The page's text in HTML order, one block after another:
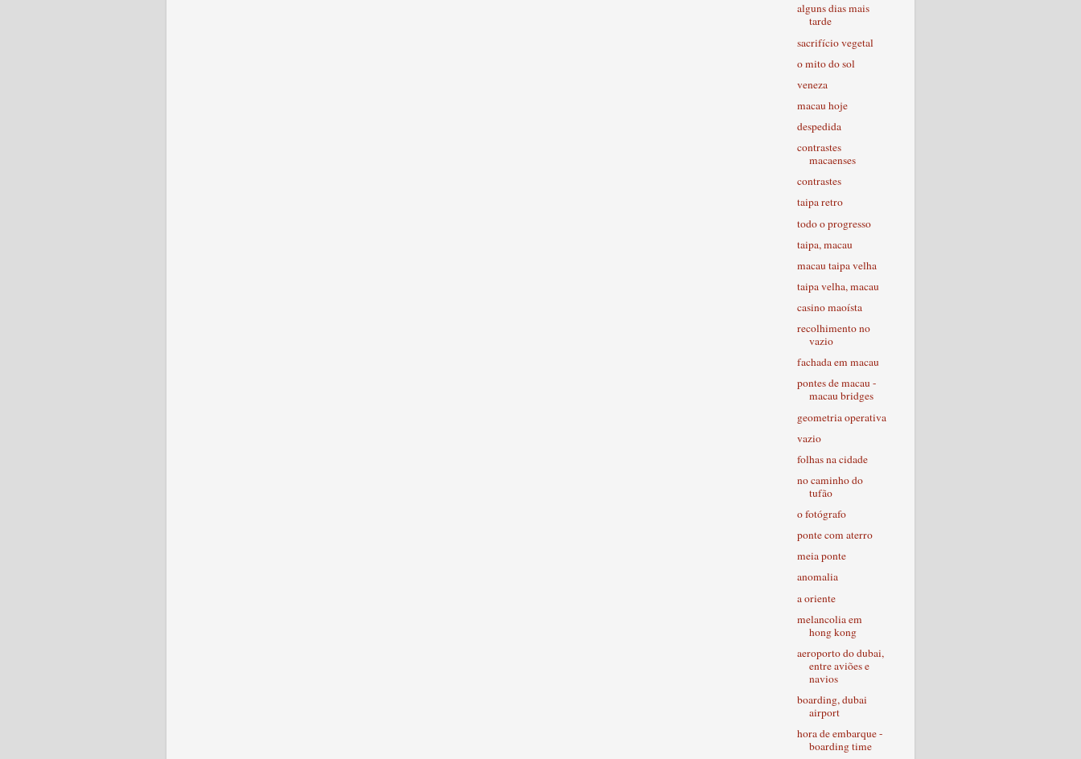
alguns dias mais
tarde
sacrifício vegetal
o mito do sol
veneza
macau hoje
despedida
contrastes
macaenses
contrastes
taipa retro
todo o progresso
taipa, macau
macau taipa velha
taipa velha, macau
casino maoísta
recolhimento no
vazio
fachada em macau
pontes de macau -
macau bridges
geometria operativa
vazio
folhas na cidade
no caminho do
tufão
o fotógrafo
ponte com aterro
meia ponte
anomalia
a oriente
melancolia em
hong kong
aeroporto do dubai,
entre aviões e
navios
boarding, dubai
airport
hora de embarque -
boarding time